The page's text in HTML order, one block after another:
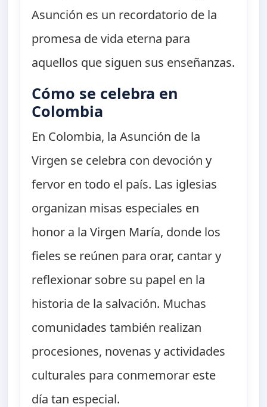
Asunción es un recordatorio de la
promesa de vida eterna para
aquellos que siguen sus enseñanzas.
Cómo se celebra en
Colombia
En Colombia, la Asunción de la
Virgen se celebra con devoción y
fervor en todo el país. Las iglesias
organizan misas especiales en
honor a la Virgen María, donde los
fieles se reúnen para orar, cantar y
reflexionar sobre su papel en la
historia de la salvación. Muchas
comunidades también realizan
procesiones, novenas y actividades
culturales para conmemorar este
día tan especial.